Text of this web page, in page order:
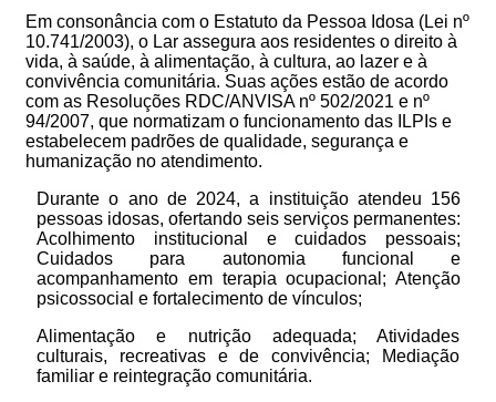
Em consonância com o Estatuto da Pessoa Idosa (Lei nº
10.741/2003), o Lar assegura aos residentes o direito à
vida, à saúde, à alimentação, à cultura, ao lazer e à
convivência comunitária. Suas ações estão de acordo
com as Resoluções RDC/ANVISA nº 502/2021 e nº
94/2007, que normatizam o funcionamento das ILPIs e
estabelecem padrões de qualidade, segurança e
humanização no atendimento.
Durante o ano de 2024, a instituição atendeu 156
pessoas idosas, ofertando seis serviços permanentes:
Acolhimento institucional e cuidados pessoais;
Cuidados para autonomia funcional e
acompanhamento em terapia ocupacional; Atenção
psicossocial e fortalecimento de vínculos;
Alimentação e nutrição adequada; Atividades
culturais, recreativas e de convivência; Mediação
familiar e reintegração comunitária.